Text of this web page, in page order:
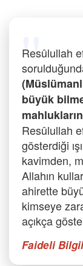
Resûlullah
büyük
Resûlullah
gösterdiği
kavimden,
Allahın
ahirette
kimseye
açıkça
Faideli